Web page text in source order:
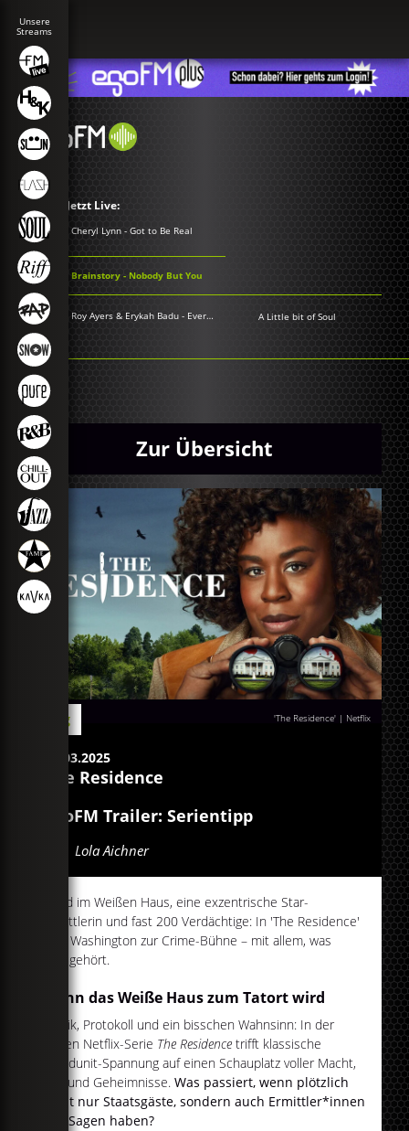
Jetzt Live:
Cheryl Lynn - Got to Be Real
Brainstory - Nobody But You
Roy Ayers & Erykah Badu - Everybody loves the sunshine A Little bit of Soul
Zur Übersicht
'The Residence' | Netflix
Blog
25.03.2025
The Residence
egoFM Trailer: Serientipp
Lola Aichner
Mord im Weißen Haus, eine exzentrische Star-
Ermittlerin und fast 200 Verdächtige: In 'The Residence'
wird Washington zur Crime-Bühne – mit allem, was
dazugehört.
Wenn das Weiße Haus zum Tatort wird
Politik, Protokoll und ein bisschen Wahnsinn: In der
neuen Netflix-Serie The Residence trifft klassische
Whodunit-Spannung auf einen Schauplatz voller Macht,
Ego und Geheimnisse. Was passiert, wenn plötzlich
nicht nur Staatsgäste, sondern auch Ermittler*innen
das Sagen haben?